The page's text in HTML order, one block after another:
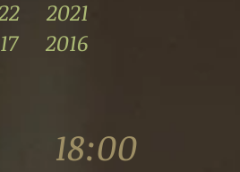
2021
2016
18:00